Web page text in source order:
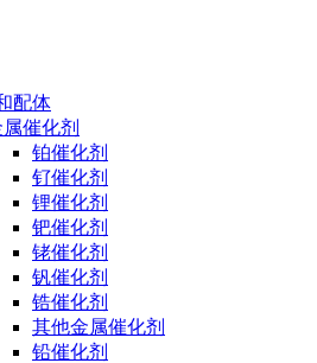
配体
催化剂
铂催化剂
钌催化剂
锂催化剂
钯催化剂
铑催化剂
钒催化剂
锆催化剂
其他金属催化剂
铅催化剂